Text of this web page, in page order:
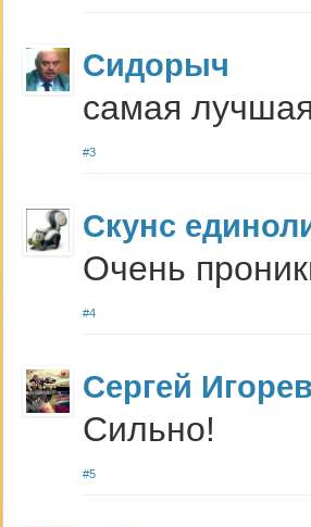
Сидорыч
самая
#3
Скунс
Очень
#4
Сергей
Сильно!
#5